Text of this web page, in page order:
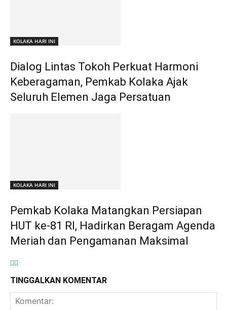
KOLAKA HARI INI
Dialog Lintas Tokoh Perkuat Harmoni
Keberagaman, Pemkab Kolaka Ajak
Seluruh Elemen Jaga Persatuan
KOLAKA HARI INI
Pemkab Kolaka Matangkan Persiapan
HUT ke-81 RI, Hadirkan Beragam Agenda
Meriah dan Pengamanan Maksimal
TINGGALKAN KOMENTAR